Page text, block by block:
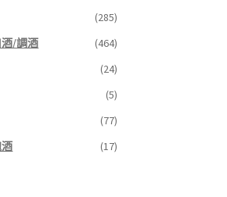
(285)
/調酒
(464)
(24)
(5)
(77)
(17)